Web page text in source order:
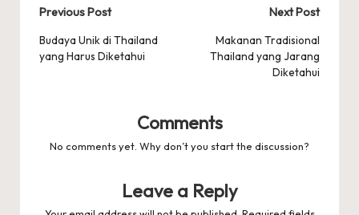
Post
navigation
Previous Post
Budaya Unik di Thailand
yang Harus Diketahui
Next Post
Makanan Tradisional
Thailand yang Jarang
Diketahui
Comments
No comments yet. Why don’t you start the discussion?
Leave a Reply